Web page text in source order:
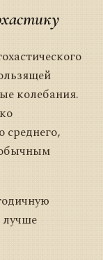
колебания.
среднего,
лучше